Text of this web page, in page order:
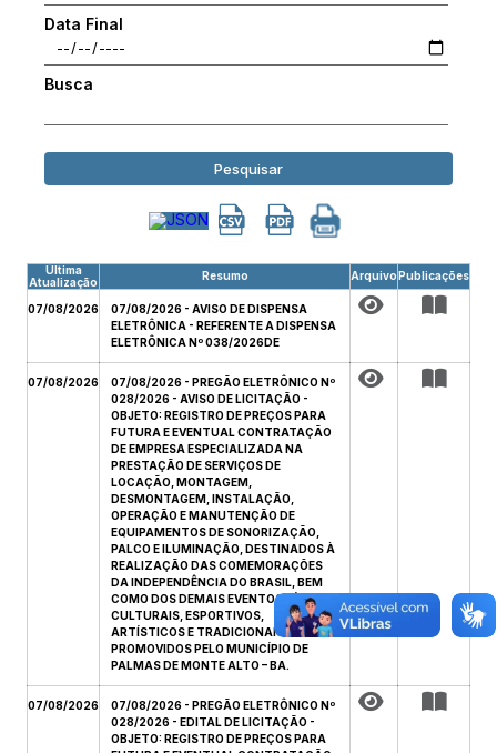
Data Final
Busca
Pesquisar
Última
Atualização
Resumo ArquivoPublicações
07/08/2026
07/08/2026 - AVISO DE DISPENSA
ELETRÔNICA - REFERENTE A DISPENSA
ELETRÔNICA Nº 038/2026DE
07/08/2026
07/08/2026 - PREGÃO ELETRÔNICO Nº
028/2026 - AVISO DE LICITAÇÃO -
OBJETO: REGISTRO DE PREÇOS PARA
FUTURA E EVENTUAL CONTRATAÇÃO
DE EMPRESA ESPECIALIZADA NA
PRESTAÇÃO DE SERVIÇOS DE
LOCAÇÃO, MONTAGEM,
DESMONTAGEM, INSTALAÇÃO,
OPERAÇÃO E MANUTENÇÃO DE
EQUIPAMENTOS DE SONORIZAÇÃO,
PALCO E ILUMINAÇÃO, DESTINADOS À
REALIZAÇÃO DAS COMEMORAÇÕES
DA INDEPENDÊNCIA DO BRASIL, BEM
COMO DOS DEMAIS EVENTOS CÍVICOS,
CULTURAIS, ESPORTIVOS,
ARTÍSTICOS E TRADICIONAIS
PROMOVIDOS PELO MUNICÍPIO DE
PALMAS DE MONTE ALTO – BA.
07/08/2026
07/08/2026 - PREGÃO ELETRÔNICO Nº
028/2026 - EDITAL DE LICITAÇÃO -
OBJETO: REGISTRO DE PREÇOS PARA